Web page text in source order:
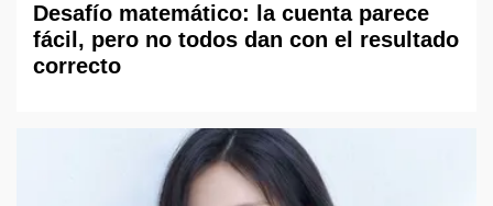
Desafío matemático: la cuenta parece
fácil, pero no todos dan con el resultado
correcto